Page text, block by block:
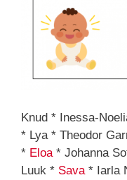
Knud * Inessa-
* Lya * Theodor
* Eloa * Johanna
Luuk * Sava * Iarla